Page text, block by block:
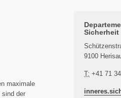
maximale
sind der
Sicherheit
9100
T: +41 71